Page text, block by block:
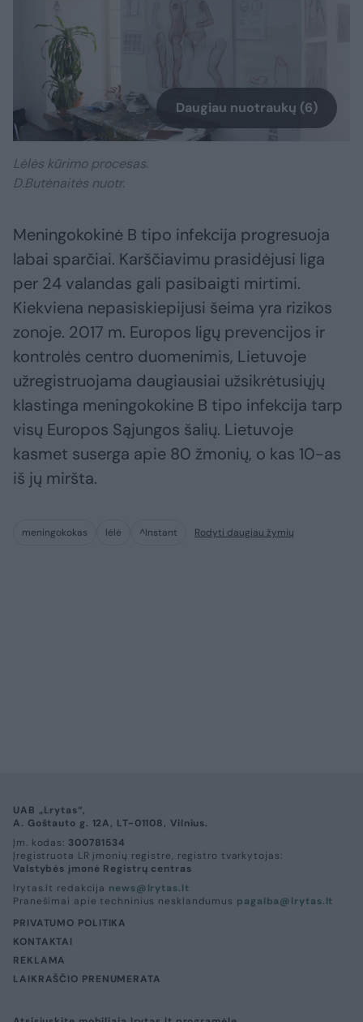
Daugiau nuotraukų (6)
Lėlės kūrimo procesas.
D.Butėnaitės nuotr.
Meningokokinė B tipo infekcija progresuoja
labai sparčiai. Karščiavimu prasidėjusi liga
per 24 valandas gali pasibaigti mirtimi.
Kiekviena nepasiskiepijusi šeima yra rizikos
zonoje. 2017 m. Europos ligų prevencijos ir
kontrolės centro duomenimis, Lietuvoje
užregistruojama daugiausiai užsikrėtusiųjų
klastinga meningokokine B tipo infekcija tarp
visų Europos Sąjungos šalių. Lietuvoje
kasmet suserga apie 80 žmonių, o kas 10-as
iš jų miršta.
meningokokas lėlė ^Instant Rodyti daugiau žymių
UAB „Lrytas“,
A. Goštauto g. 12A, LT-01108, Vilnius.
Įm. kodas: 300781534
Įregistruota LR įmonių registre, registro tvarkytojas:
Valstybės įmonė Registrų centras
lrytas.lt redakcija news@lrytas.lt
Pranešimai apie techninius nesklandumus pagalba@lrytas.lt
PRIVATUMO POLITIKA
KONTAKTAI
REKLAMA
LAIKRAŠČIO PRENUMERATA